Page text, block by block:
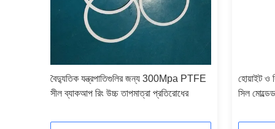
বৈদ্যুতিক যন্ত্রপাতিগুলির জন্য 300Mpa PTFE
সীল ব্যাকআপ রিং উচ্চ তাপমাত্রা প্রতিরোধের
হোয়াইট ও
সিল